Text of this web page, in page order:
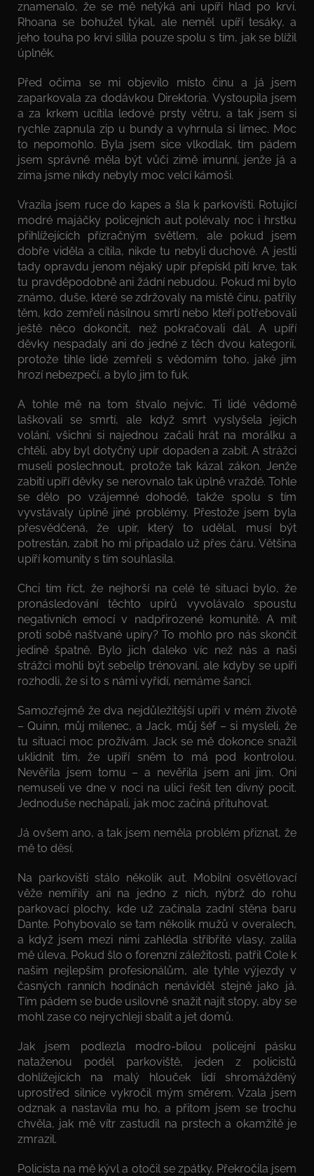
znamenalo, že se mě netýká ani upíří hlad po krvi.
Rhoana se bohužel týkal, ale neměl upíří tesáky, a
jeho touha po krvi sílila pouze spolu s tím, jak se blížil
úplněk.
Před očima se mi objevilo místo činu a já jsem
zaparkovala za dodávkou Direktoria. Vystoupila jsem
a za krkem ucítila ledové prsty větru, a tak jsem si
rychle zapnula zip u bundy a vyhrnula si límec. Moc
to nepomohlo. Byla jsem sice vlkodlak, tím pádem
jsem správně měla být vůči zimě imunní, jenže já a
zima jsme nikdy nebyly moc velcí kámoši.
Vrazila jsem ruce do kapes a šla k parkovišti. Rotující
modré majáčky policejních aut polévaly noc i hrstku
přihlížejících přízračným světlem, ale pokud jsem
dobře viděla a cítila, nikde tu nebyli duchové. A jestli
tady opravdu jenom nějaký upír přepískl pití krve, tak
tu pravděpodobně ani žádní nebudou. Pokud mi bylo
známo, duše, které se zdržovaly na místě činu, patřily
těm, kdo zemřeli násilnou smrtí nebo kteří potřebovali
ještě něco dokončit, než pokračovali dál. A upíří
děvky nespadaly ani do jedné z těch dvou kategorií,
protože tihle lidé zemřeli s vědomím toho, jaké jim
hrozí nebezpečí, a bylo jim to fuk.
A tohle mě na tom štvalo nejvíc. Ti lidé vědomě
laškovali se smrtí, ale když smrt vyslyšela jejich
volání, všichni si najednou začali hrát na morálku a
chtěli, aby byl dotyčný upír dopaden a zabit. A strážci
museli poslechnout, protože tak kázal zákon. Jenže
zabití upíří děvky se nerovnalo tak úplně vraždě. Tohle
se dělo po vzájemné dohodě, takže spolu s tím
vyvstávaly úplně jiné problémy. Přestože jsem byla
přesvědčená, že upír, který to udělal, musí být
potrestán, zabít ho mi připadalo už přes čáru. Většina
upíří komunity s tím souhlasila.
Chci tím říct, že nejhorší na celé té situaci bylo, že
pronásledování těchto upírů vyvolávalo spoustu
negativních emocí v nadpřirozené komunitě. A mít
proti sobě naštvané upíry? To mohlo pro nás skončit
jedině špatně. Bylo jich daleko víc než nás a naši
strážci mohli být sebelíp trénovaní, ale kdyby se upíři
rozhodli, že si to s námi vyřídí, nemáme šanci.
Samozřejmě že dva nejdůležitější upíři v mém životě
– Quinn, můj milenec, a Jack, můj šéf – si mysleli, že
tu situaci moc prožívám. Jack se mě dokonce snažil
uklidnit tím, že upíří sněm to má pod kontrolou.
Nevěřila jsem tomu – a nevěřila jsem ani jim. Oni
nemuseli ve dne v noci na ulici řešit ten divný pocit.
Jednoduše nechápali, jak moc začíná přituhovat.
Já ovšem ano, a tak jsem neměla problém přiznat, že
mě to děsí.
Na parkovišti stálo několik aut. Mobilní osvětlovací
věže nemířily ani na jedno z nich, nýbrž do rohu
parkovací plochy, kde už začínala zadní stěna baru
Dante. Pohybovalo se tam několik mužů v overalech,
a když jsem mezi nimi zahlédla stříbřité vlasy, zalila
mě úleva. Pokud šlo o forenzní záležitosti, patřil Cole k
našim nejlepším profesionálům, ale tyhle výjezdy v
časných ranních hodinách nenáviděl stejně jako já.
Tím pádem se bude usilovně snažit najít stopy, aby se
mohl zase co nejrychleji sbalit a jet domů.
Jak jsem podlezla modro-bílou policejní pásku
nataženou podél parkoviště, jeden z policistů
dohlížejících na malý hlouček lidí shromážděný
uprostřed silnice vykročil mým směrem. Vzala jsem
odznak a nastavila mu ho, a přitom jsem se trochu
chvěla, jak mě vítr zastudil na prstech a okamžitě je
zmrazil.
Policista na mě kývl a otočil se zpátky. Překročila jsem